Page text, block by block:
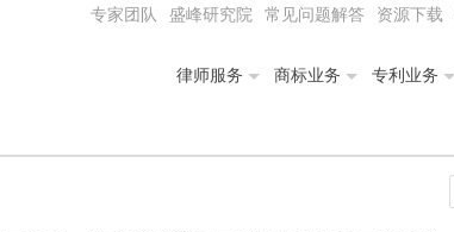
专家团队 盛峰研究院 常见问题解答 资源下载
律师服务 商标业务 专利业务